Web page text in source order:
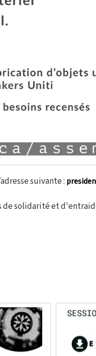
suivante :
solidarité et